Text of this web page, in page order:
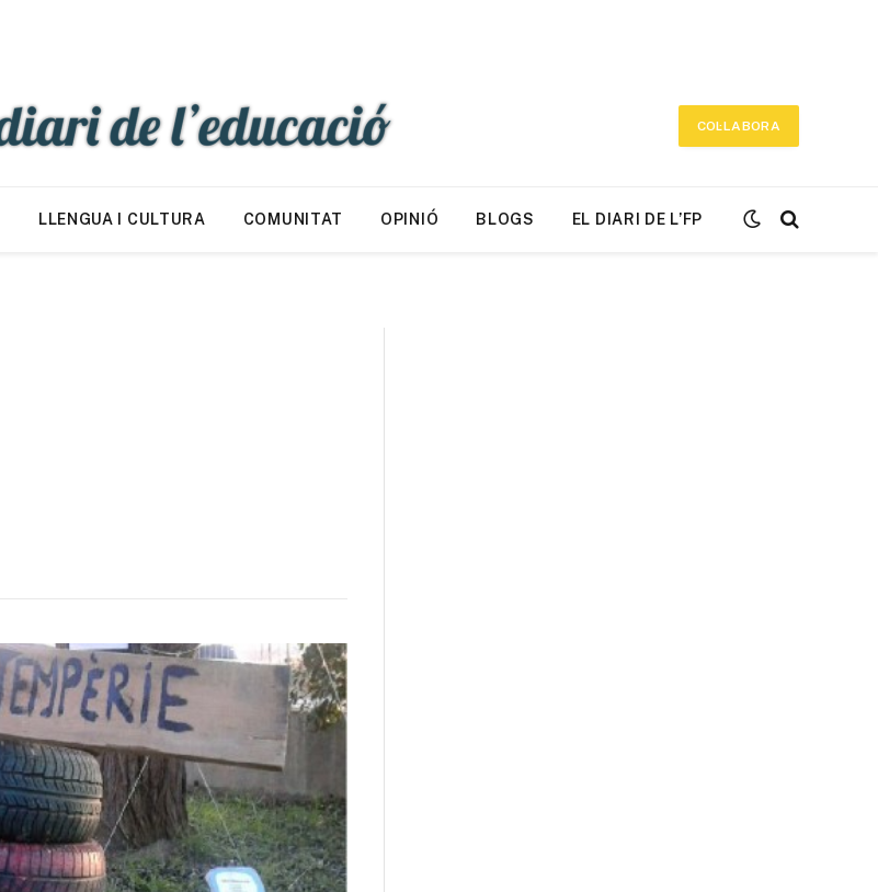
COL·LABORA
LLENGUA I CULTURA COMUNITAT OPINIÓ BLOGS EL DIARI DE L’FP